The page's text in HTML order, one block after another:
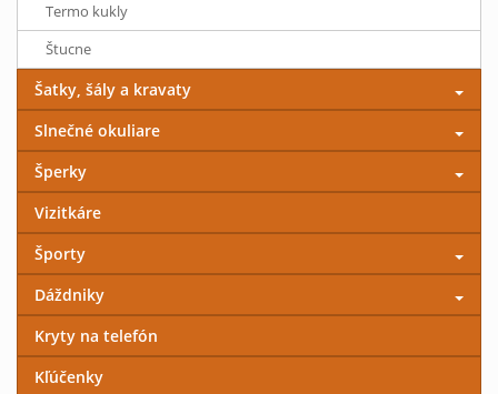
Termo kukly
Štucne
Šatky, šály a kravaty
Slnečné okuliare
Šperky
Vizitkáre
Športy
Dáždniky
Kryty na telefón
Kľúčenky